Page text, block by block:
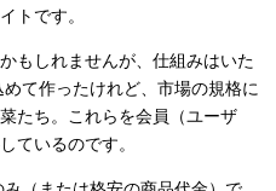
トです。
もしれませんが、仕組みはいた
て作ったけれど、市場の規格に
たち。これらを会員（ユーザ
ているのです。